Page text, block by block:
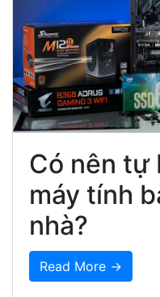
Có nên tự
máy tính
nhà?
Read More →